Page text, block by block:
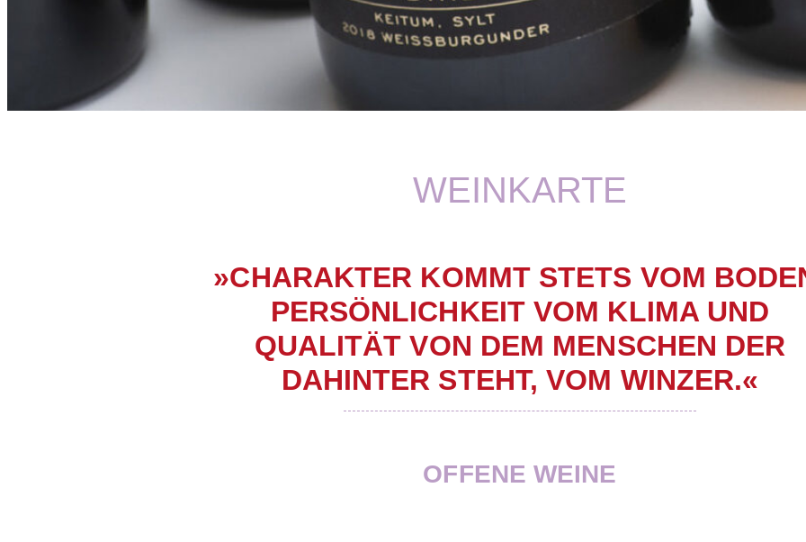
WEINKARTE
»CHARAKTER KOMMT STETS VOM
PERSÖNLICHKEIT VOM KLIMA UND
QUALITÄT VON DEM MENSCHEN DER
DAHINTER STEHT, VOM WINZER.«
OFFENE WEINE